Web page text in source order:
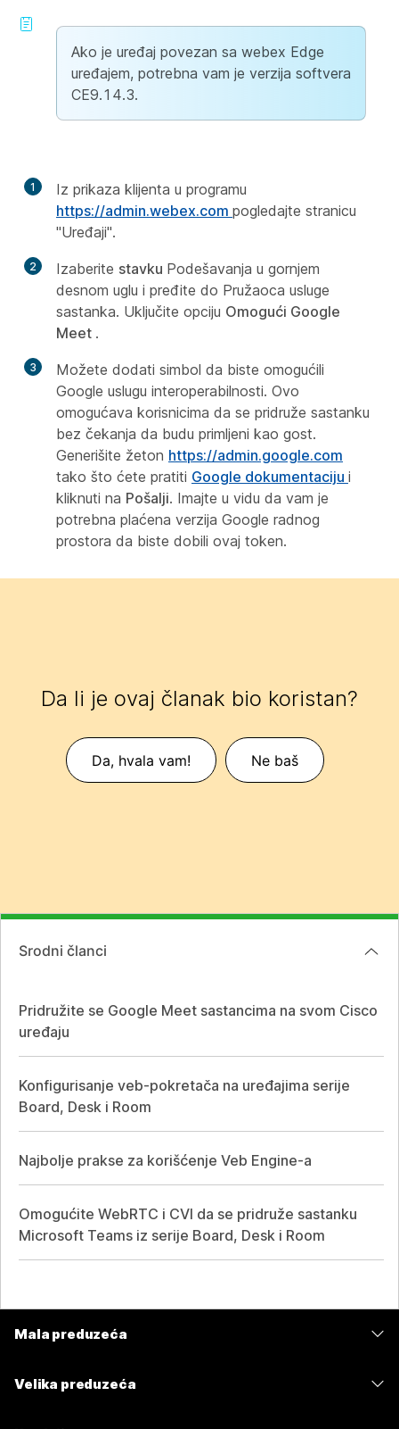
Ako je uređaj povezan sa webex Edge
uređajem, potrebna vam je verzija softvera
CE9.14.3.
1
Iz prikaza klijenta u programu
https://admin.webex.com pogledajte stranicu
"Uređaji".
2 Izaberite stavku Podešavanja u gornjem
desnom uglu i pređite do Pružaoca usluge
sastanka. Uključite opciju Omogući Google
Meet .
3
Možete dodati simbol da biste omogućili
Google uslugu interoperabilnosti. Ovo
omogućava korisnicima da se pridruže sastanku
bez čekanja da budu primljeni kao gost.
Generišite žeton https://admin.google.com
tako što ćete pratiti Google dokumentaciju i
kliknuti na Pošalji. Imajte u vidu da vam je
potrebna plaćena verzija Google radnog
prostora da biste dobili ovaj token.
Da li je ovaj članak bio koristan?
Da, hvala vam! Ne baš
Srodni članci
Pridružite se Google Meet sastancima na svom Cisco
uređaju
Konfigurisanje veb-pokretača na uređajima serije
Board, Desk i Room
Najbolje prakse za korišćenje Veb Engine-a
Omogućite WebRTC i CVI da se pridruže sastanku
Microsoft Teams iz serije Board, Desk i Room
Mala preduzeća
Velika preduzeća